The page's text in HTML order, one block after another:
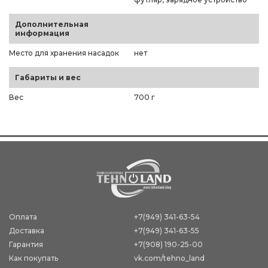
Дополнительная
информация
Место для хранения насадок нет
Габариты и вес
Вес 700 г
Оплата
Доставка
Гарантия
Как покупать
+7(949) 341-63-54
+7(949) 341-63-55
+7(908) 190-25-00
vk.com/tehno_land